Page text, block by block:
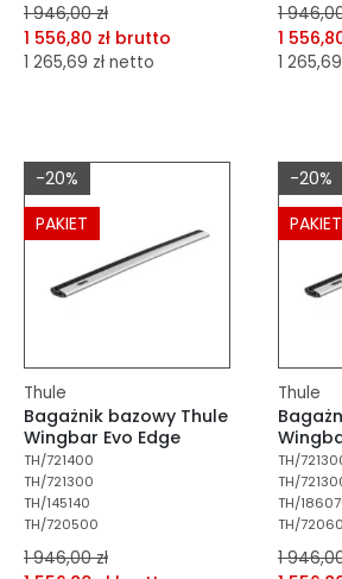
1 946,00 zł
1 556,80 zł brutto
1 265,69 zł netto
Do koszyka
1
1
1
Do
-20%
PAKIET
Thule
Bagażnik bazowy Thule
Wingbar Evo Edge
TH/721400
TH/721300
TH/145140
TH/720500
1 946,00 zł
-20%
PAKIET
Thule
TH/
TH/
TH/
TH/
1